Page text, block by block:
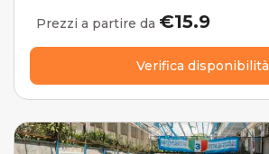
Prezzi a partire da €15.9
Verifica disponibilità